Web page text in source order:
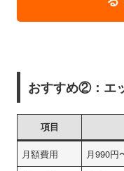
おすすめ②：エ
項目
月額費用
月990円